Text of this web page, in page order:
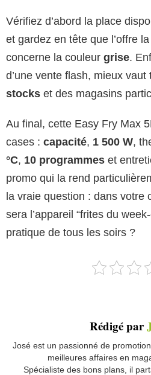
Vérifiez d’abord la place
et gardez en tête que l’offre
concerne la couleur grise.
d’une vente flash, mieux
stocks et des magasins
Au final, cette Easy Fry Max
cases : capacité, 1 500 W,
°C, 10 programmes et
promo qui la rend
la vraie question : dans votre
sera l’appareil “frites du
pratique de tous les soirs ?
Rédigé par
José est un passionné de
meilleures affaires en
Spécialiste des bons plans, il